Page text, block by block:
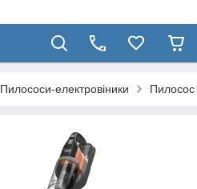
Пилососи-електровіники Пилосос